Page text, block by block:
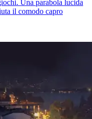
Una parabola lucida
il comodo capro